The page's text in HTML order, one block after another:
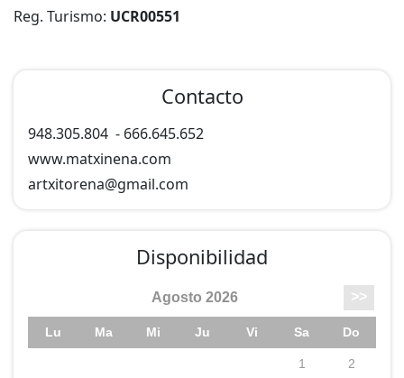
Reg. Turismo: UCR00551
Contacto
948.305.804 - 666.645.652
www.matxinena.com
artxitorena@gmail.com
Disponibilidad